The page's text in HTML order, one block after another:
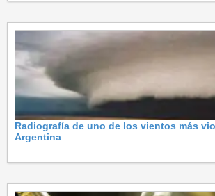
Radiografía de uno de los vientos más
Argentina